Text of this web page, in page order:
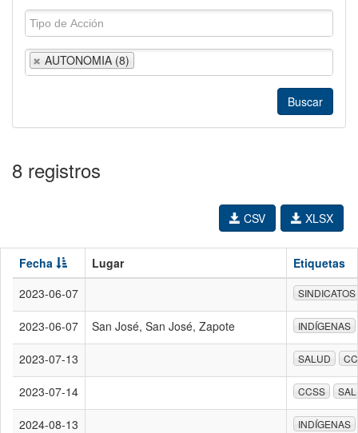
AUTONOMIA (8)
8 registros
XLSX
CSV
Fecha Lugar
Etiquetas
2023-06-07
SINDICATOS
2023-06-07 San José, San José, Zapote INDÍGENAS
2023-07-13 SALUD
2023-07-14 CCSS
2024-08-13 INDÍGENAS